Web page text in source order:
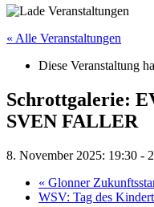
« Alle Veranstaltungen
Diese Veranstaltung
Schrottgalerie:
SVEN FALLER
8. November 2025: 19:30 -
« Glonner
WSV: Tag des